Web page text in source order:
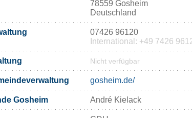
78559 Gosheim
Deutschland
07426 96120
International: +49 7426
Nicht verfügbar
gosheim.de/
Gosheim André Kielack